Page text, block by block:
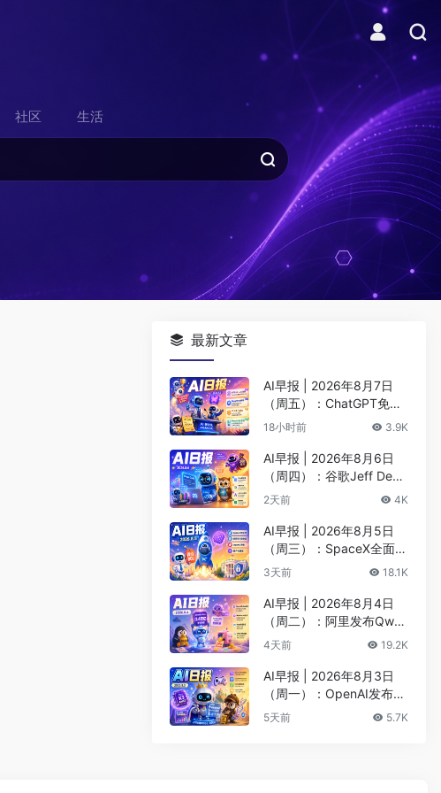
社区 生活
最新文章
AI早报 | 2026年8月7日
（周五）：ChatGPT免费
版升级GPT-5.6 Luna无限
萨比斯卸任CEO
18小时前 3.9K
AI早报 | 2026年8月6日
（周四）：谷歌Jeff Dean
创办AI科学公司、Meta发
2天前 4K
AI早报 | 2026年8月5日
（周三）：SpaceX全面押
注英伟达布局太空AI、四
3天前 18.1K
AI早报 | 2026年8月4日
（周二）：阿里发布Qwen
3.8-Max旗舰模型、MiniM
4天前 19.2K
AI早报 | 2026年8月3日
（周一）：OpenAI发布Pr
esence、DNA证据被曝可
5天前 5.7K